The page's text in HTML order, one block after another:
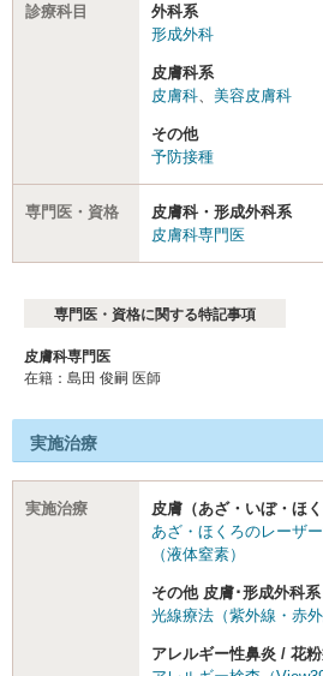
診療科目
外科系
形成外科
皮膚科系
皮膚科
美容皮膚科
その他
予防接種
専門医・資格
皮膚科・形成外科系
皮膚科専門医
専門医・資格に関する特記事項
皮膚科専門医
在籍：島田 俊嗣 医師
実施治療
実施治療
皮膚（あざ・いぼ・ほく
あざ・ほくろのレーザ
（液体窒素）
その他 皮膚･形成外科系
光線療法（紫外線・赤外
アレルギー性鼻炎 / 花